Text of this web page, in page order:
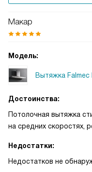
Макар
Модель:
Вытяжка Falmec
Достоинства:
Потолочная вытяжка
на средних скоростях,
Недостатки:
Недостатков не